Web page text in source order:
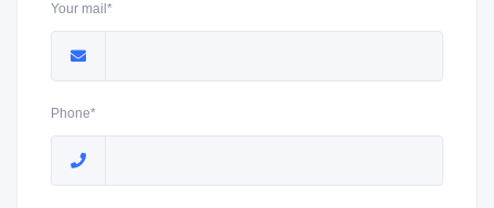
Your mail*
Phone*